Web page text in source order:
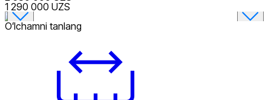
1 290 000 UZS
Oʻlchamni tanlang